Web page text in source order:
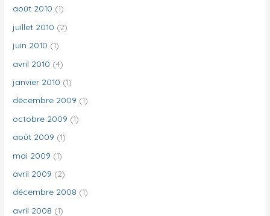
août 2010 (1)
juillet 2010 (2)
juin 2010 (1)
avril 2010 (4)
janvier 2010 (1)
décembre 2009 (1)
octobre 2009 (1)
août 2009 (1)
mai 2009 (1)
avril 2009 (2)
décembre 2008 (1)
avril 2008 (1)